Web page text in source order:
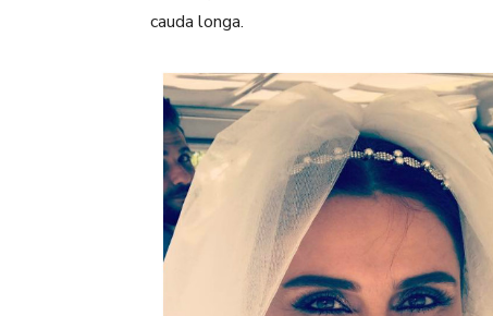
cauda longa.